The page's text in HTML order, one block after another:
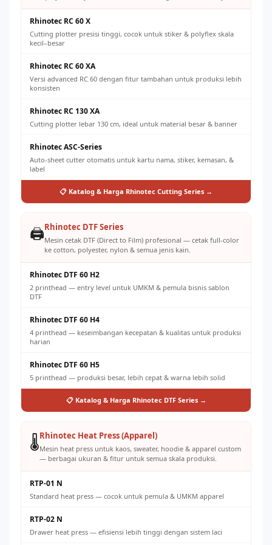
Rhinotec RC 60 X
Cutting plotter presisi tinggi, cocok untuk stiker & polyflex skala
kecil–besar
Rhinotec RC 60 XA
Versi advanced RC 60 dengan fitur tambahan untuk produksi lebih
konsisten
Rhinotec RC 130 XA
Cutting plotter lebar 130 cm, ideal untuk material besar & banner
Rhinotec ASC-Series
Auto-sheet cutter otomatis untuk kartu nama, stiker, kemasan, &
label
📋 Katalog & Harga Rhinotec Cutting Series →
🖨️Rhinotec DTF Series
Mesin cetak DTF (Direct to Film) profesional — cetak full-color
ke cotton, polyester, nylon & semua jenis kain.
Rhinotec DTF 60 H2
2 printhead — entry level untuk UMKM & pemula bisnis sablon
DTF
Rhinotec DTF 60 H4
4 printhead — keseimbangan kecepatan & kualitas untuk produksi
harian
Rhinotec DTF 60 H5
5 printhead — produksi besar, lebih cepat & warna lebih solid
📋 Katalog & Harga Rhinotec DTF Series →
🌡️Rhinotec Heat Press (Apparel)
Mesin heat press untuk kaos, sweater, hoodie & apparel custom
— berbagai ukuran & fitur untuk semua skala produksi.
RTP-01 N
Standard heat press — cocok untuk pemula & UMKM apparel
RTP-02 N
Drawer heat press — efisiensi lebih tinggi dengan sistem laci